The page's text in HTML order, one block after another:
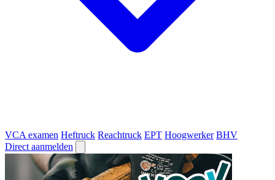
VCA examen Heftruck Reachtruck EPT Hoogwerker BHV
Direct aanmelden